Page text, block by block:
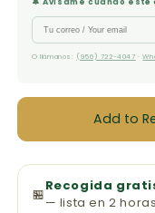
Strand
O llámanos: (956) 722-4047 ·
Add to
🏪Recogida
— lista en 2 horas